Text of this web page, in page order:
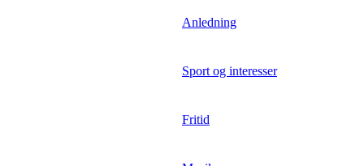
Anledning
Sport og interesser
Fritid